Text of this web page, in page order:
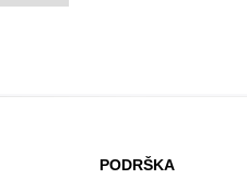
PODRŠKA